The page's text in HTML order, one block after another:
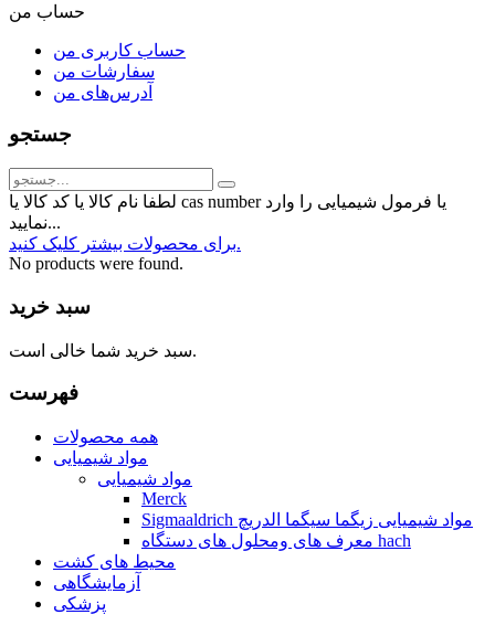
حساب من
حساب کاربری من
سفارشات من
آدرس‌های من
جستجو
لطفا نام کالا یا کد کالا یا cas number یا فرمول شیمیایی را وارد
نمایید...
برای محصولات بیشتر کلیک کنید.
No products were found.
سبد خرید
سبد خرید شما خالی است.
فهرست
همه محصولات
مواد شیمیایی
مواد شیمیایی
Merck
Sigmaaldrich مواد شیمیایی زیگما سیگما الدریچ
معرف های ومحلول های دستگاه hach
محیط های کشت
آزمایشگاهی
پزشکی